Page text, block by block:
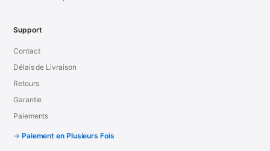
Support
Contact
Délais de Livraison
Retours
Garantie
Paiements
Paiement en Plusieurs Fois